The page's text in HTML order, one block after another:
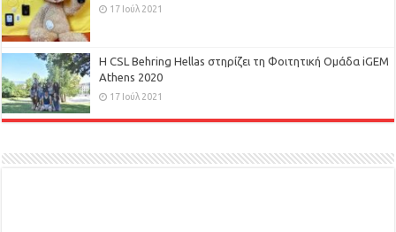
17 Ιούλ 2021
H CSL Behring Hellas στηρίζει τη Φοιτητική Ομάδα iGEM
Athens 2020
17 Ιούλ 2021